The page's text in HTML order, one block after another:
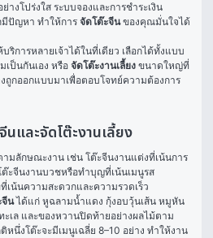
งโปร่งใส ระบบจองและการชำระเงิน
ปัญหา ทำให้การ จัดโต๊ะจีน ของคุณมั่นใจได้
ริการหลายเจ้าได้ในที่เดียว เลือกได้ทั้งแบบ
เป็นกันเอง หรือ จัดโต๊ะงานเลี้ยง ขนาดใหญ่ที่
ถูกออกแบบมาเพื่อตอบโจทย์ความต้องการ
นและจัดโต๊ะงานเลี้ยง
ามลักษณะงาน เช่น โต๊ะจีนงานแต่งที่เน้นการ
ต๊ะจีนงานบวชหรือทำบุญที่เน้นเมนูรส
เน้นความสะดวกและความรวดเร็ว
จีน ได้แก่ หูฉลามน้ำแดง กุ้งอบวุ้นเส้น หมูหัน
เล และของหวานปิดท้ายอย่างผลไม้ตาม
นึ่งโต๊ะจะมีเมนูเฉลี่ย 8–10 อย่าง ทำให้งาน